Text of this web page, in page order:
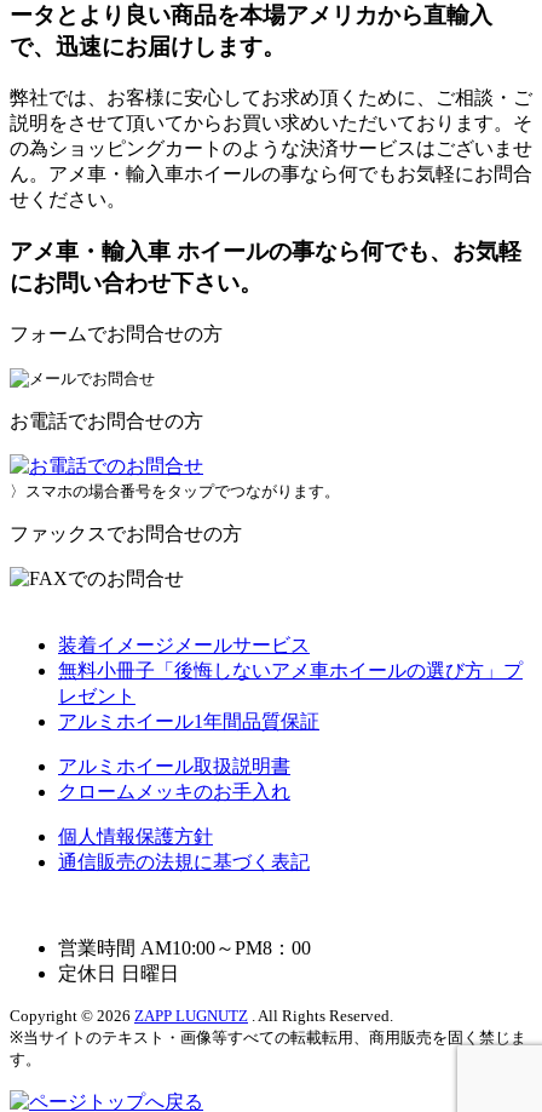
ータとより良い商品を本場アメリカから直輸入
で、迅速にお届けします。
弊社では、お客様に安心してお求め頂くために、ご相談・ご
説明をさせて頂いてからお買い求めいただいております。そ
の為ショッピングカートのような決済サービスはございませ
ん。アメ車・輸入車ホイールの事なら何でもお気軽にお問合
せください。
アメ車・輸入車 ホイールの事なら何でも、お気軽
にお問い合わせ下さい。
フォームでお問合せの方
お電話でお問合せの方
〉スマホの場合番号をタップでつながります。
ファックスでお問合せの方
装着イメージメールサービス
無料小冊子「後悔しないアメ車ホイールの選び方」プ
レゼント
アルミホイール1年間品質保証
アルミホイール取扱説明書
クロームメッキのお手入れ
個人情報保護方針
通信販売の法規に基づく表記
営業時間 AM10:00～PM8：00
定休日 日曜日
Copyright © 2026 ZAPP LUGNUTZ . All Rights Reserved.
※当サイトのテキスト・画像等すべての転載転用、商用販売を固く禁じま
す。